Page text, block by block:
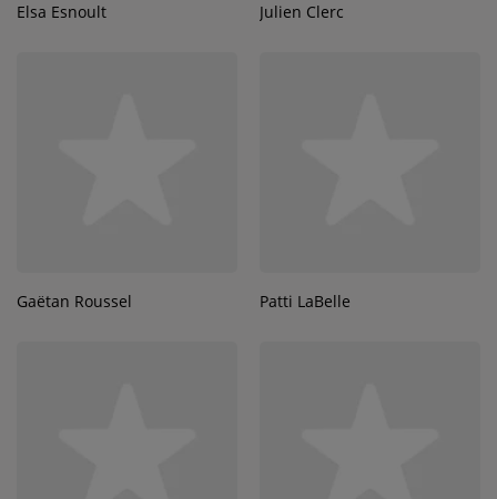
Elsa Esnoult Julien Clerc
Gaëtan Roussel Patti LaBelle